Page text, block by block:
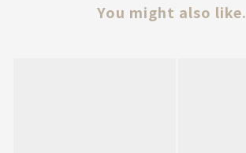
You might also